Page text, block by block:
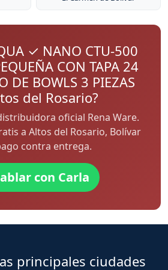
✓ NANO CTU-500
CON TAPA 24
DE BOWLS 3 PIEZAS
del Rosario?
oficial Rena Ware.
a Altos del Rosario, Bolívar
contra entrega.
con Carla
principales ciudades